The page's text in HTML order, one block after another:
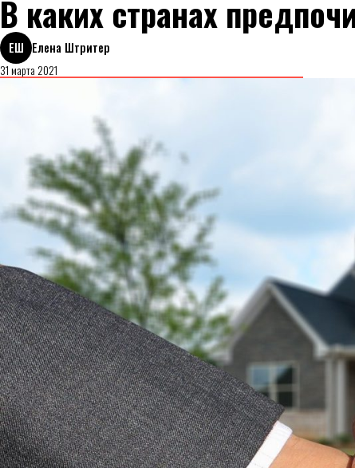
В каких странах
ЕШ Елена Штритер
31 марта 2021